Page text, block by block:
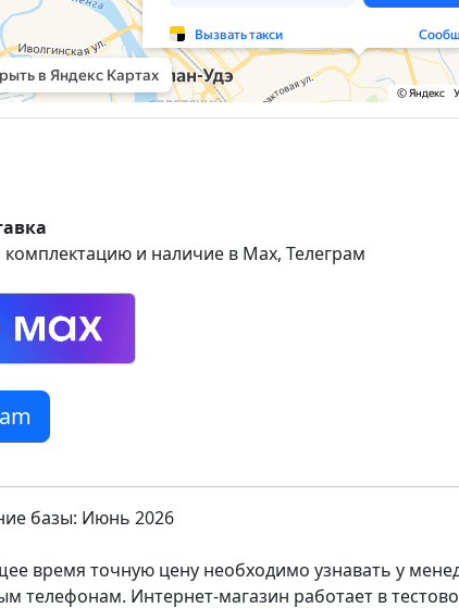
и наличие в Max, Телеграм
базы: Июнь 2026
время точную цену необходимо узнавать у
телефонам. Интернет-магазин работает в